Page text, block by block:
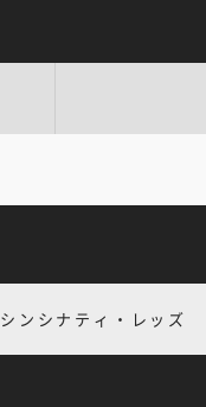
シンシナティ・レッズ